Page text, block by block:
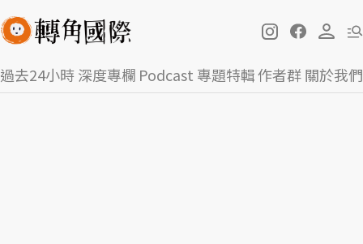
過去24小時深度專欄 Podcast 專題特輯作者群關於我們